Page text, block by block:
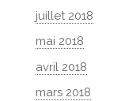
juillet 2018
mai 2018
avril 2018
mars 2018